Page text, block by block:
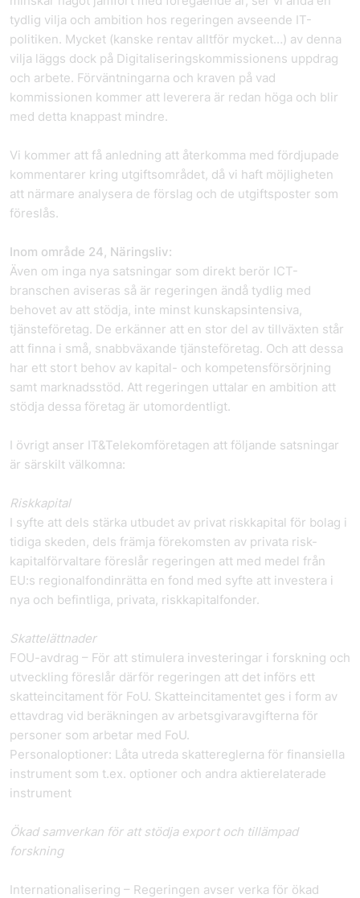
tydlig vilja och ambition hos regeringen avseende IT-
politiken. Mycket (kanske rentav alltför mycket…) av denna
vilja läggs dock på Digitaliseringskommissionens uppdrag
och arbete. Förväntningarna och kraven på vad
kommissionen kommer att leverera är redan höga och blir
med detta knappast mindre.
Vi kommer att få anledning att återkomma med fördjupade
kommentarer kring utgiftsområdet, då vi haft möjligheten
att närmare analysera de förslag och de utgiftsposter som
föreslås.
Inom område 24, Näringsliv:
Även om inga nya satsningar som direkt berör ICT-
branschen aviseras så är regeringen ändå tydlig med
behovet av att stödja, inte minst kunskapsintensiva,
tjänsteföretag. De erkänner att en stor del av tillväxten står
att finna i små, snabbväxande tjänsteföretag. Och att dessa
har ett stort behov av kapital- och kompetensförsörjning
samt marknadsstöd. Att regeringen uttalar en ambition att
stödja dessa företag är utomordentligt.
I övrigt anser IT&Telekomföretagen att följande satsningar
är särskilt välkomna:
Riskkapital
I syfte att dels stärka utbudet av privat riskkapital för bolag i
tidiga skeden, dels främja förekomsten av privata risk-
kapitalförvaltare föreslår regeringen att med medel från
EU:s regionalfondinrätta en fond med syfte att investera i
nya och befintliga, privata, riskkapitalfonder.
Skattelättnader
FOU-avdrag – För att stimulera investeringar i forskning och
utveckling föreslår därför regeringen att det införs ett
skatteincitament för FoU. Skatteincitamentet ges i form av
ettavdrag vid beräkningen av arbetsgivaravgifterna för
personer som arbetar med FoU.
Personaloptioner: Låta utreda skattereglerna för finansiella
instrument som t.ex. optioner och andra aktierelaterade
instrument
Ökad samverkan för att stödja export och tillämpad
forskning
Internationalisering – Regeringen avser verka för ökad